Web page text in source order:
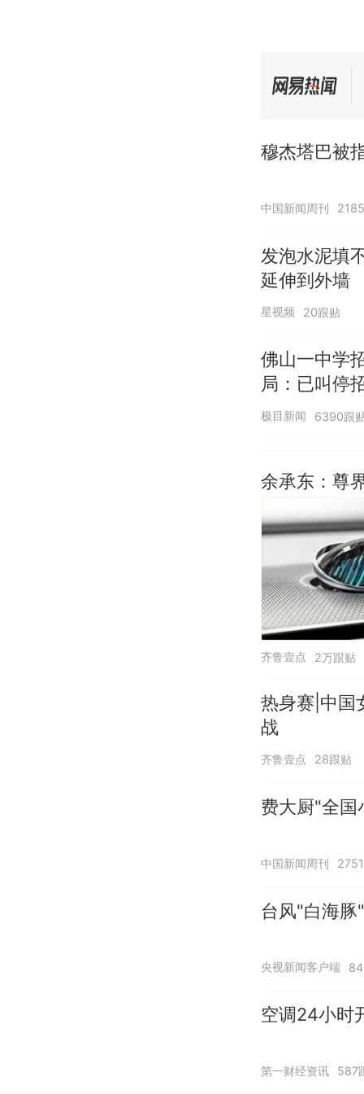
穆杰塔巴被
中国新闻周刊
发泡水泥填
延伸到外墙
星视频 20跟贴
佛山一中学
局：已叫停
极目新闻 6390跟
余承东：尊
齐鲁壹点 2万跟贴
热身赛|中国
战
齐鲁壹点 28跟贴
费大厨"全国
中国新闻周刊
台风"白海豚
央视新闻客户端
空调24小时
第一财经资讯 587